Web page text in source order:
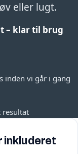
eller lugt.
– klar til brug
inden vi går i gang
resultat
inkluderet